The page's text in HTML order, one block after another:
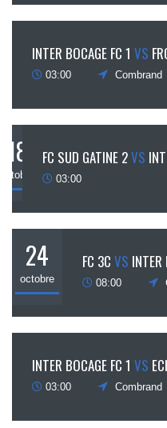
INTER BOCAGE FC 1 VS
03:00 Combrand
18
octobre
FC SUD GATINE 2VS
03:00
24
octobre
FC 3C VS INTER
08:00
INTER BOCAGE FC 1 VS
03:00 Combrand